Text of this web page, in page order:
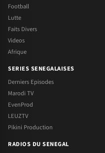
Football
Lutte
Faits Divers
Videos
Afrique
SERIES SENEGALAISES
Derniers Episodes
Marodi TV
EvenProd
LEUZTV
Pikini Production
RADIOS DU SENEGAL